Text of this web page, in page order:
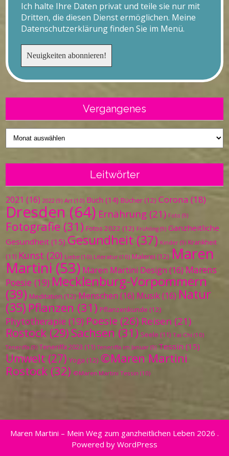
Ich halte Ihre Daten privat und teile sie nur mit
Dritten, die diesen Dienst ermöglichen. Meine
Datenschutzerklärung finden Sie im Menü.
Vergangenes
Vergangenes
Leitwörter
2021 (16) 2022 (9) Art (10) Buch (14) Bücher (12) Corona (18)
Dresden (64) Ernährung (21) Foto (9)
Fotografie (31) Fotos 2022 (12) Frühling (9) Ganzheitliche
Gesundheit (15) Gesundheit (37) Kinder (9) Krankheit
(11) Kunst (20) Liebe (10) Literatur (10) Malerei (12) Maren
Martini (53) Maren Martini Design (16) Marens
Poesie (19) Mecklenburg-Vorpommern
(39) Meditation (12) Menschen (16) Musik(16) Natur
(35) Pflanzen (31) Pflanzenkunde (12)
Phytotherapie (19) Poesie (26) Reisen (21)
Rostock (29) Sachsen (31) Seele (11) Tai Chi (10)
Teneriffa (9) Teneriffa 2023 (11) Teneriffa im Januar (9) Tessin (15)
Umwelt (27) Yoga (12) ©Maren Martini
Rostock (32) ©Maren Martini Tessin (10)
Maren Martini – Mein Weg zum ganzheitlichen Leben 2026 .
Powered by WordPress